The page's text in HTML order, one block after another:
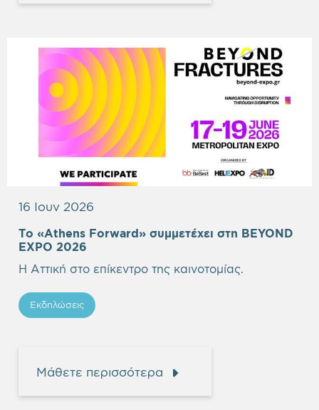
16 Ιουν 2026
Το «Athens Forward» συμμετέχει στη BEYOND
EXPO 2026
Η Αττική στο επίκεντρο της καινοτομίας.
Εκδηλώσεις
Μάθετε περισσότερα